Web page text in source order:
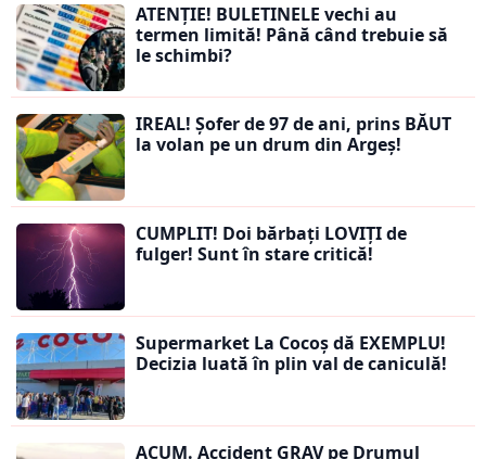
ATENȚIE! BULETINELE vechi au
termen limită! Până când trebuie să
le schimbi?
IREAL! Șofer de 97 de ani, prins BĂUT
la volan pe un drum din Argeș!
CUMPLIT! Doi bărbați LOVIȚI de
fulger! Sunt în stare critică!
Supermarket La Cocoș dă EXEMPLU!
Decizia luată în plin val de caniculă!
ACUM. Accident GRAV pe Drumul